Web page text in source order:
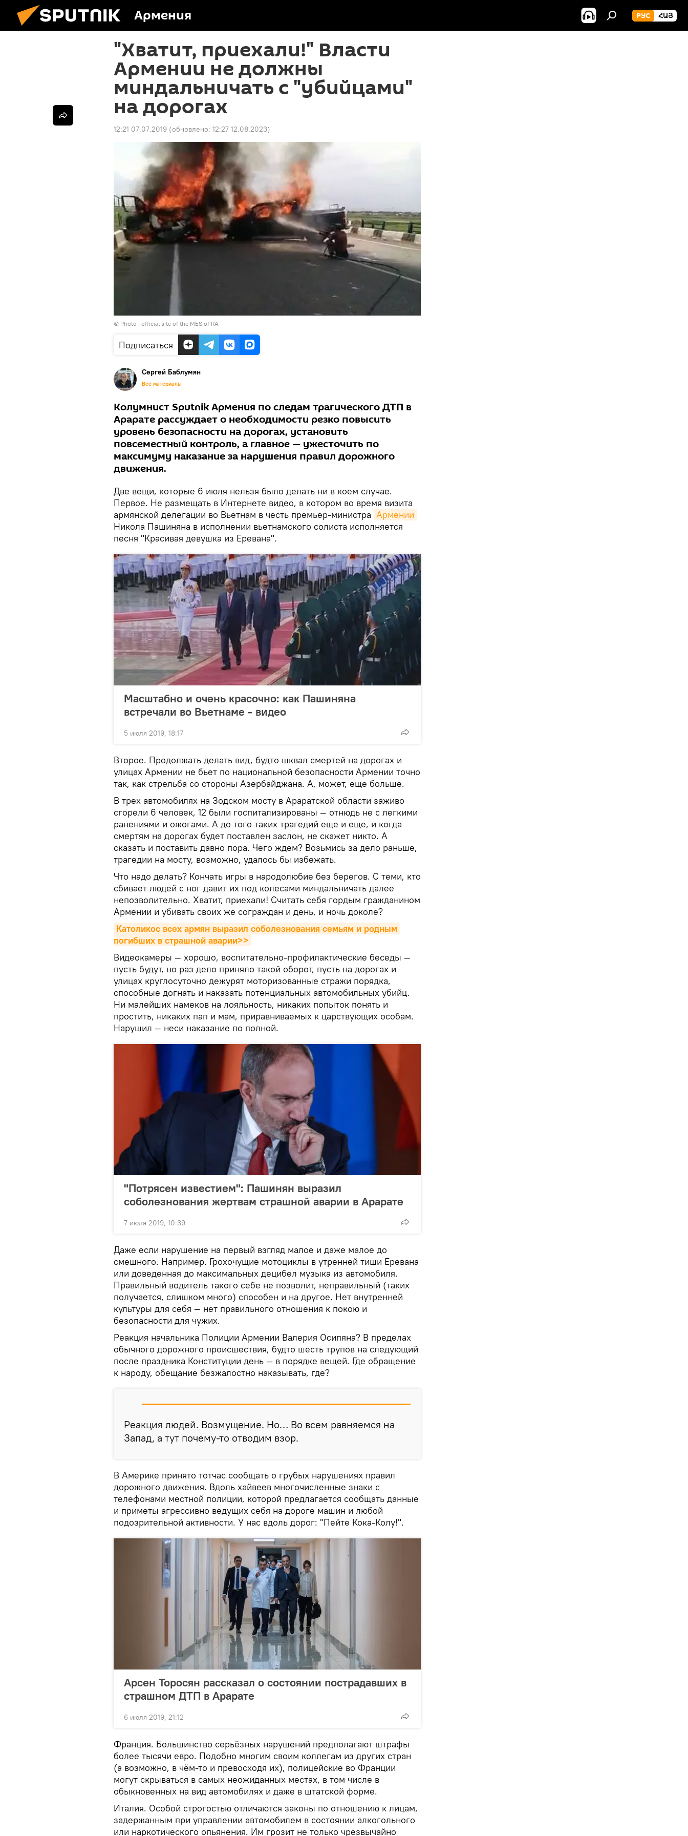
Армения РУС ՀԱՅ
"Хватит, приехали!" Власти
Армении не должны
миндальничать с "убийцами"
на дорогах
12:21 07.07.2019 (обновлено: 12:27 12.08.2023)
© Photo : official site of the MES of RA
Подписаться
Сергей Баблумян
Все материалы
Колумнист Sputnik Армения по следам трагического ДТП в
Арарате рассуждает о необходимости резко повысить
уровень безопасности на дорогах, установить
повсеместный контроль, а главное — ужесточить по
максимуму наказание за нарушения правил дорожного
движения.
Две вещи, которые 6 июля нельзя было делать ни в коем случае.
Первое. Не размещать в Интернете видео, в котором во время визита
армянской делегации во Вьетнам в честь премьер-министра Армении
Никола Пашиняна в исполнении вьетнамского солиста исполняется
песня "Красивая девушка из Еревана".
Масштабно и очень красочно: как Пашиняна
встречали во Вьетнаме - видео
5 июля 2019, 18:17
Второе. Продолжать делать вид, будто шквал смертей на дорогах и
улицах Армении не бьет по национальной безопасности Армении точно
так, как стрельба со стороны Азербайджана. А, может, еще больше.
В трех автомобилях на Зодском мосту в Араратской области заживо
сгорели 6 человек, 12 были госпитализированы — отнюдь не с легкими
ранениями и ожогами. А до того таких трагедий еще и еще, и когда
смертям на дорогах будет поставлен заслон, не скажет никто. А
сказать и поставить давно пора. Чего ждем? Возьмись за дело раньше,
трагедии на мосту, возможно, удалось бы избежать.
Что надо делать? Кончать игры в народолюбие без берегов. С теми, кто
сбивает людей с ног давит их под колесами миндальничать далее
непозволительно. Хватит, приехали! Считать себя гордым гражданином
Армении и убивать своих же сограждан и день, и ночь доколе?
Католикос всех армян выразил соболезнования семьям и родным
погибших в страшной аварии>>
Видеокамеры — хорошо, воспитательно-профилактические беседы —
пусть будут, но раз дело приняло такой оборот, пусть на дорогах и
улицах круглосуточно дежурят моторизованные стражи порядка,
способные догнать и наказать потенциальных автомобильных убийц.
Ни малейших намеков на лояльность, никаких попыток понять и
простить, никаких пап и мам, приравниваемых к царствующих особам.
Нарушил — неси наказание по полной.
"Потрясен известием": Пашинян выразил
соболезнования жертвам страшной аварии в Арарате
7 июля 2019, 10:39
Даже если нарушение на первый взгляд малое и даже малое до
смешного. Например. Грохочущие мотоциклы в утренней тиши Еревана
или доведенная до максимальных децибел музыка из автомобиля.
Правильный водитель такого себе не позволит, неправильный (таких
получается, слишком много) способен и на другое. Нет внутренней
культуры для себя — нет правильного отношения к покою и
безопасности для чужих.
Реакция начальника Полиции Армении Валерия Осипяна? В пределах
обычного дорожного происшествия, будто шесть трупов на следующий
после праздника Конституции день — в порядке вещей. Где обращение
к народу, обещание безжалостно наказывать, где?
Реакция людей. Возмущение. Но… Во всем равняемся на
Запад, а тут почему-то отводим взор.
В Америке принято тотчас сообщать о грубых нарушениях правил
дорожного движения. Вдоль хайвеев многочисленные знаки с
телефонами местной полиции, которой предлагается сообщать данные
и приметы агрессивно ведущих себя на дороге машин и любой
подозрительной активности. У нас вдоль дорог: "Пейте Кока-Колу!".
Арсен Торосян рассказал о состоянии пострадавших в
страшном ДТП в Арарате
6 июля 2019, 21:12
Франция. Большинство серьёзных нарушений предполагают штрафы
более тысячи евро. Подобно многим своим коллегам из других стран
(а возможно, в чём-то и превосходя их), полицейские во Франции
могут скрываться в самых неожиданных местах, в том числе в
обыкновенных на вид автомобилях и даже в штатской форме.
Италия. Особой строгостью отличаются законы по отношению к лицам,
задержанным при управлении автомобилем в состоянии алкогольного
или наркотического опьянения. Им грозит не только чрезвычайно